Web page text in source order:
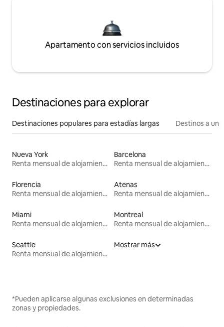
Apartamento con servicios incluidos
Destinaciones para explorar
Destinaciones populares para estadías largas Destinos a un
Nueva York
Renta mensual de alojamientos
Barcelona
Renta mensual de alojamientos
Florencia
Renta mensual de alojamientos
Atenas
Renta mensual de alojamientos
Miami
Renta mensual de alojamientos
Montreal
Renta mensual de alojamientos
Seattle
Renta mensual de alojamientos
Mostrar más
*Pueden aplicarse algunas exclusiones en determinadas
zonas y propiedades.